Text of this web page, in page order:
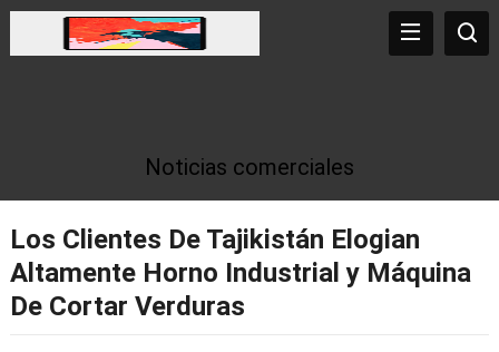
Noticias comerciales
Los Clientes De Tajikistán Elogian
Altamente Horno Industrial y Máquina
De Cortar Verduras